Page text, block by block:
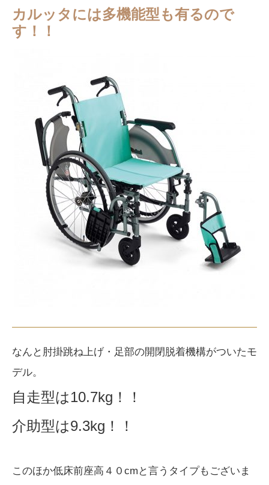
カルッタには多機能型も有るので
す！！
なんと肘掛跳ね上げ・足部の開閉脱着機構がついたモ
デル。
自走型は10.7kg！！
介助型は9.3kg！！
このほか低床前座高４０cmと言うタイプもございま